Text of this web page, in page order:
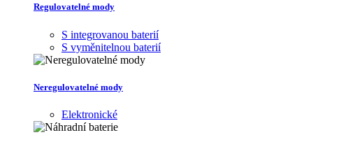
Regulovatelné mody
S integrovanou baterií
S vyměnitelnou baterií
Neregulovatelné mody
Elektronické